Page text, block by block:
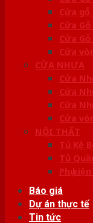
Cửa gỗ
Cửa
Cửa
Cửa
CỬA NHỰA
Cửa
Cửa
Cửa
Cửa
NỘI THẤT
Tủ Kệ
Tủ
Phụ
Báo giá
Dự án thực tế
Tin tức